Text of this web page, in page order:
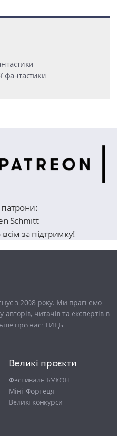
фантастики
Schmitt
за підтримку!
з 2008 року. Ми прагнемо
читачів та експертів в
про нас: ТИЦЬ
Великі проєкти
Фестиваль БУКОН
Міні-Фортеця
Великі конкурси